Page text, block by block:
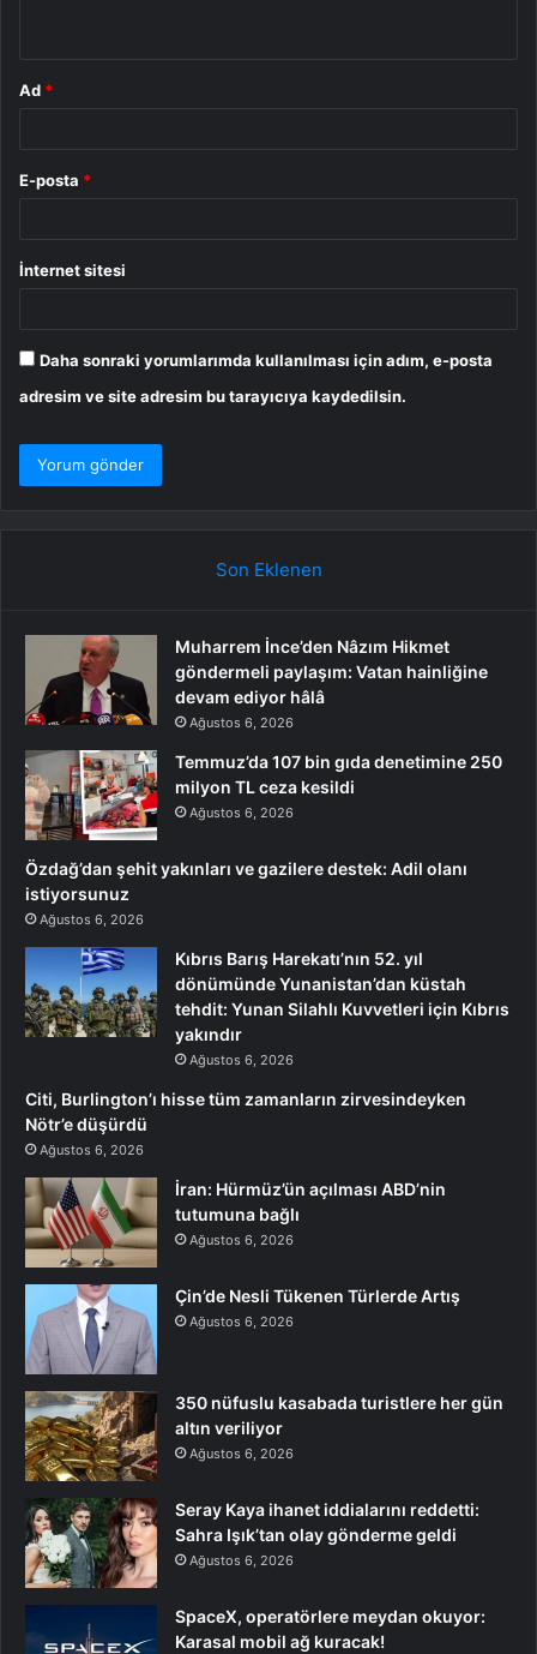
Ad *
E-posta *
İnternet sitesi
Daha sonraki yorumlarımda kullanılması için adım, e-posta
adresim ve site adresim bu tarayıcıya kaydedilsin.
Son Eklenen
Muharrem İnce’den Nâzım Hikmet
göndermeli paylaşım: Vatan hainliğine
devam ediyor hâlâ
Ağustos 6, 2026
Temmuz’da 107 bin gıda denetimine 250
milyon TL ceza kesildi
Ağustos 6, 2026
Özdağ’dan şehit yakınları ve gazilere destek: Adil olanı
istiyorsunuz
Ağustos 6, 2026
Kıbrıs Barış Harekatı’nın 52. yıl
dönümünde Yunanistan’dan küstah
tehdit: Yunan Silahlı Kuvvetleri için Kıbrıs
yakındır
Ağustos 6, 2026
Citi, Burlington’ı hisse tüm zamanların zirvesindeyken
Nötr’e düşürdü
Ağustos 6, 2026
İran: Hürmüz’ün açılması ABD’nin
tutumuna bağlı
Ağustos 6, 2026
Çin’de Nesli Tükenen Türlerde Artış
Ağustos 6, 2026
350 nüfuslu kasabada turistlere her gün
altın veriliyor
Ağustos 6, 2026
Seray Kaya ihanet iddialarını reddetti:
Sahra Işık’tan olay gönderme geldi
Ağustos 6, 2026
SpaceX, operatörlere meydan okuyor:
Karasal mobil ağ kuracak!